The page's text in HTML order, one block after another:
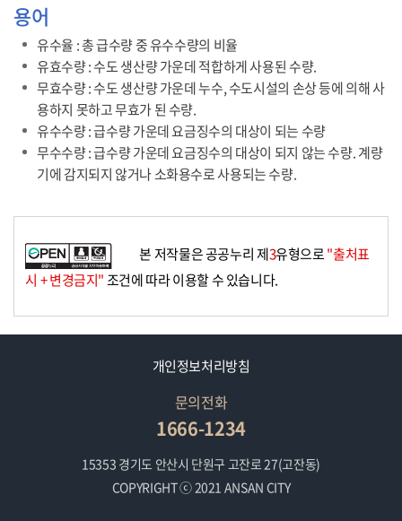
용어
유수율 : 총 급수량 중 유수수량의 비율
유효수량 : 수도 생산량 가운데 적합하게 사용된 수량.
무효수량 : 수도 생산량 가운데 누수, 수도시설의 손상 등에 의해 사
용하지 못하고 무효가 된 수량.
유수수량 : 급수량 가운데 요금징수의 대상이 되는 수량
무수수량 : 급수량 가운데 요금징수의 대상이 되지 않는 수량. 계량
기에 감지되지 않거나 소화용수로 사용되는 수량.
본 저작물은 공공누리 제3유형으로"출처표
시 + 변경금지"조건에 따라 이용할 수 있습니다.
개인정보처리방침
문의전화
1666-1234
15353 경기도 안산시 단원구 고잔로 27(고잔동)
COPYRIGHT ⓒ 2021 ANSAN CITY